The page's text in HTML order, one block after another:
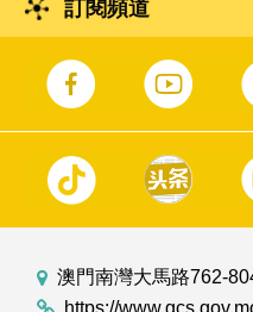
訂閱頻道
澳門南灣大馬路762-